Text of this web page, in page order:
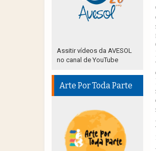
Assitir vídeos da AVESOL
no canal de YouTube
Arte Por Toda Parte